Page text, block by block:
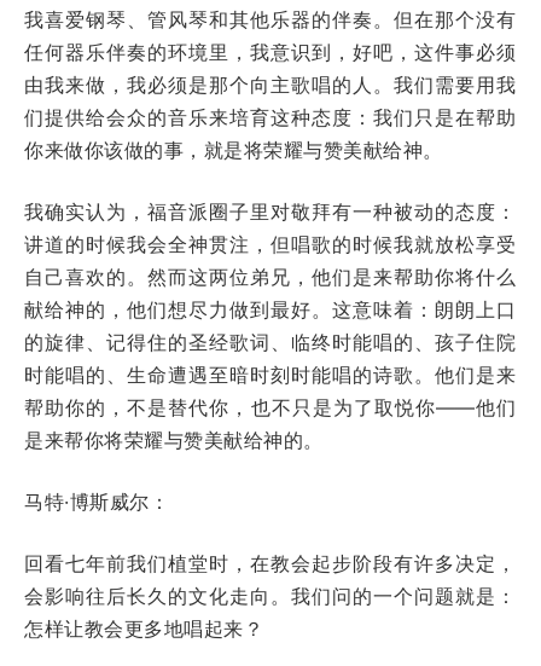
我喜爱钢琴、管风琴和其他乐器的伴奏。但在那个没有
任何器乐伴奏的环境里，我意识到，好吧，这件事必须
由我来做，我必须是那个向主歌唱的人。我们需要用我
们提供给会众的音乐来培育这种态度：我们只是在帮助
你来做你该做的事，就是将荣耀与赞美献给神。
我确实认为，福音派圈子里对敬拜有一种被动的态度：
讲道的时候我会全神贯注，但唱歌的时候我就放松享受
自己喜欢的。然而这两位弟兄，他们是来帮助你将什么
献给神的，他们想尽力做到最好。这意味着：朗朗上口
的旋律、记得住的圣经歌词、临终时能唱的、孩子住院
时能唱的、生命遭遇至暗时刻时能唱的诗歌。他们是来
帮助你的，不是替代你，也不只是为了取悦你——他们
是来帮你将荣耀与赞美献给神的。
马特·博斯威尔：
回看七年前我们植堂时，在教会起步阶段有许多决定，
会影响往后长久的文化走向。我们问的一个问题就是：
怎样让教会更多地唱起来？